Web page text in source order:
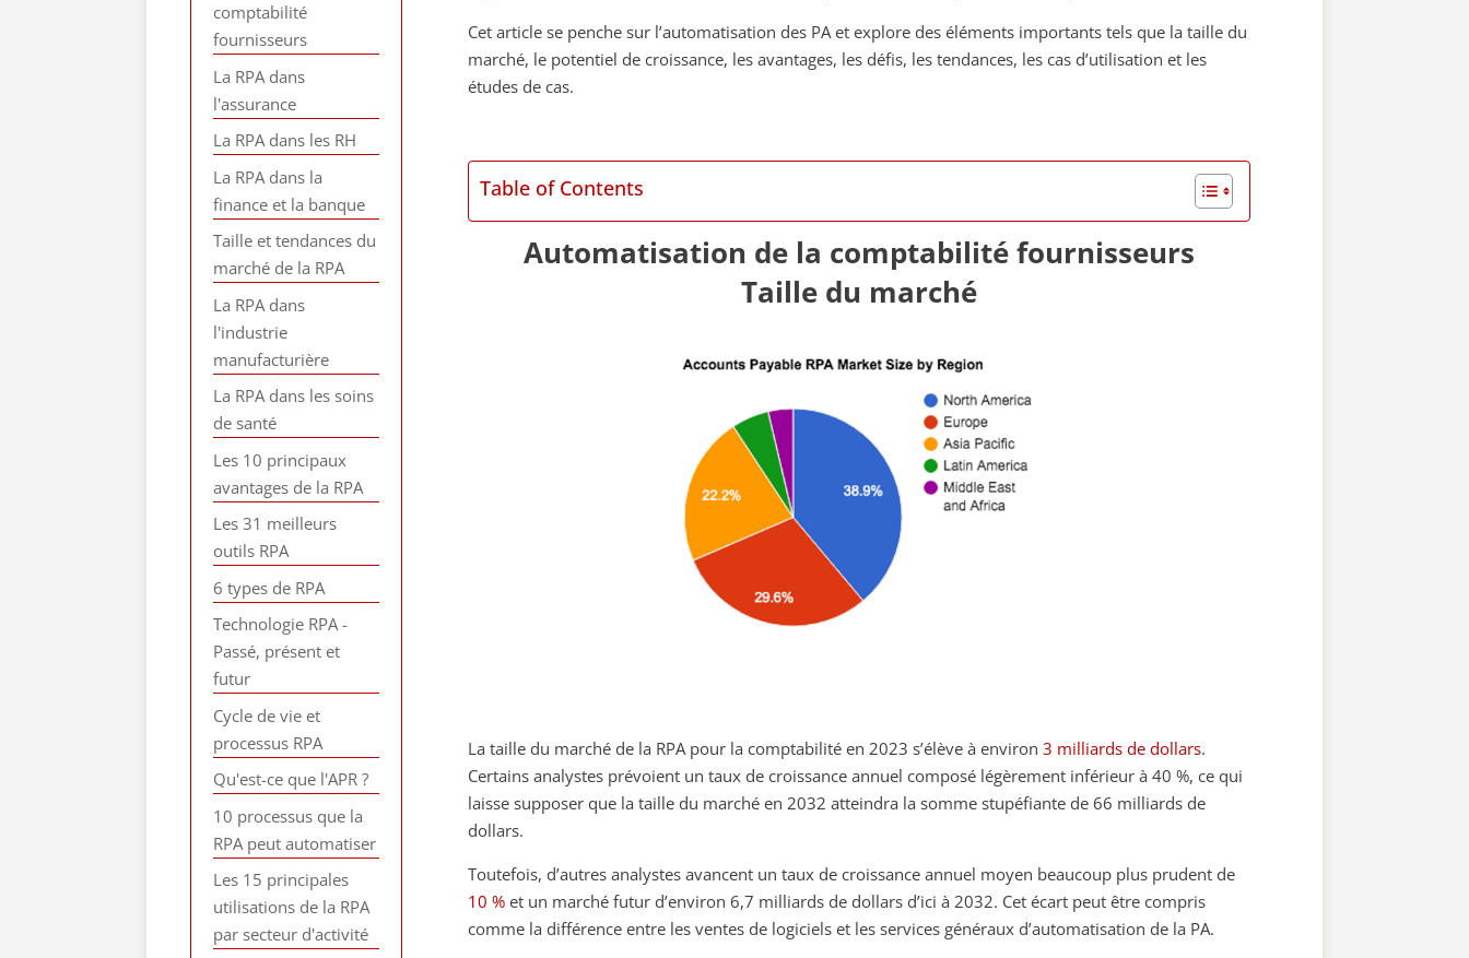
Cet article se penche sur l’automatisation des PA et explore des éléments importants tels que la taille du
marché, le potentiel de croissance, les avantages, les défis, les tendances, les cas d’utilisation et les
études de cas.
Table of Contents
Automatisation de la comptabilité fournisseurs
Taille du marché
La taille du marché de la RPA pour la comptabilité en 2023 s’élève à environ3 milliards de dollars.
Certains analystes prévoient un taux de croissance annuel composé légèrement inférieur à 40 %, ce qui
laisse supposer que la taille du marché en 2032 atteindra la somme stupéfiante de 66 milliards de
dollars.
Toutefois, d’autres analystes avancent un taux de croissance annuel moyen beaucoup plus prudent de
10 % et un marché futur d’environ 6,7 milliards de dollars d’ici à 2032. Cet écart peut être compris
comme la différence entre les ventes de logiciels et les services généraux d’automatisation de la PA.
comptabilité
fournisseurs
La RPA dans
l'assurance
La RPA dans les RH
La RPA dans la
finance et la banque
Taille et tendances du
marché de la RPA
La RPA dans
l'industrie
manufacturière
La RPA dans les soins
de santé
Les 10 principaux
avantages de la RPA
Les 31 meilleurs
outils RPA
6 types de RPA
Technologie RPA -
Passé, présent et
futur
Cycle de vie et
processus RPA
Qu'est-ce que l'APR ?
10 processus que la
RPA peut automatiser
Les 15 principales
utilisations de la RPA
par secteur d'activité